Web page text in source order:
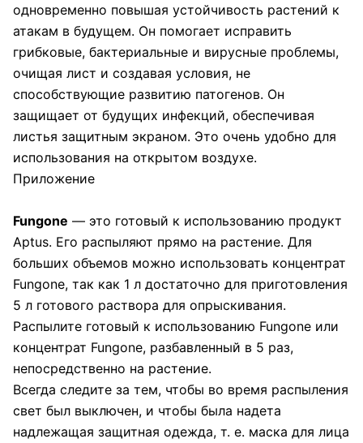
одновременно повышая устойчивость растений к
атакам в будущем. Он помогает исправить
грибковые, бактериальные и вирусные проблемы,
очищая лист и создавая условия, не
способствующие развитию патогенов. Он
защищает от будущих инфекций, обеспечивая
листья защитным экраном. Это очень удобно для
использования на открытом воздухе.
Приложение
Fungone — это готовый к использованию продукт
Aptus. Его распыляют прямо на растение. Для
больших объемов можно использовать концентрат
Fungone, так как 1 л достаточно для приготовления
5 л готового раствора для опрыскивания.
Распылите готовый к использованию Fungone или
концентрат Fungone, разбавленный в 5 раз,
непосредственно на растение.
Всегда следите за тем, чтобы во время распыления
свет был выключен, и чтобы была надета
надлежащая защитная одежда, т. е. маска для лица